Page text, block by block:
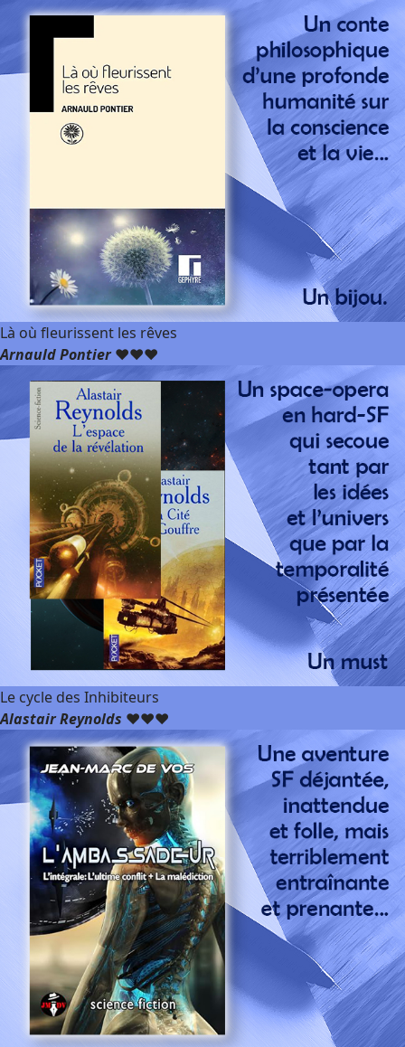
Là où fleurissent les rêves
Arnauld Pontier❤️❤️❤️
Le cycle des Inhibiteurs
Alastair Reynolds ❤️❤️❤️